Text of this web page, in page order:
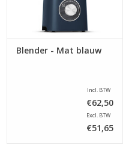
Blender - Mat blauw
Incl. BTW
€62,50
Excl. BTW
€51,65